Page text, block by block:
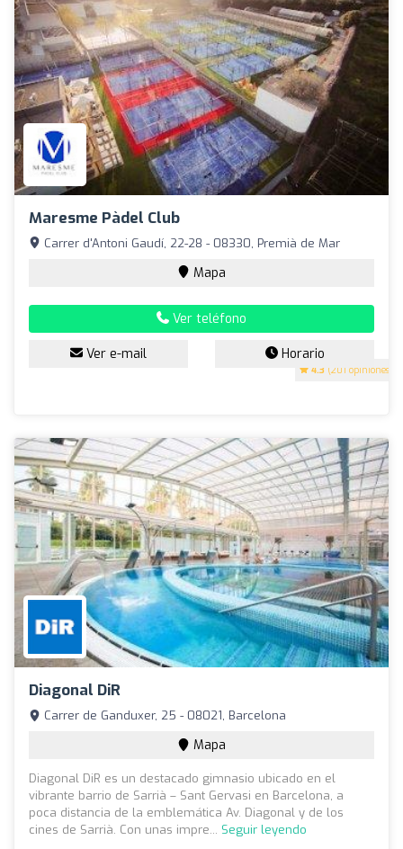
Maresme Pàdel Club
4.3 (201 opiniones)
Carrer d'Antoni Gaudí, 22-28 - 08330, Premià de Mar
Mapa
Ver teléfono
Ver e-mail Horario
Diagonal DiR
Carrer de Ganduxer, 25 - 08021, Barcelona
Mapa
Diagonal DiR es un destacado gimnasio ubicado en el
vibrante barrio de Sarrià – Sant Gervasi en Barcelona, a
poca distancia de la emblemática Av. Diagonal y de los
cines de Sarrià. Con unas impre... Seguir leyendo